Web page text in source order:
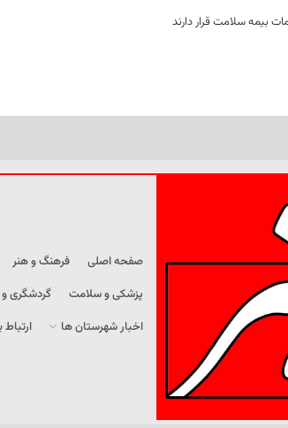
صفحه اصلی فرهنگ و هنر
پزشکی و سلامت
گردشگری
اخبار شهرستان ها
ارتباط